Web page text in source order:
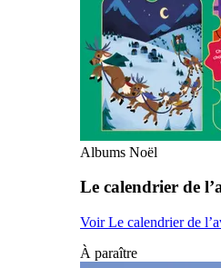
Albums Noël
Le calendrier de
Voir Le calendrier de
À paraître